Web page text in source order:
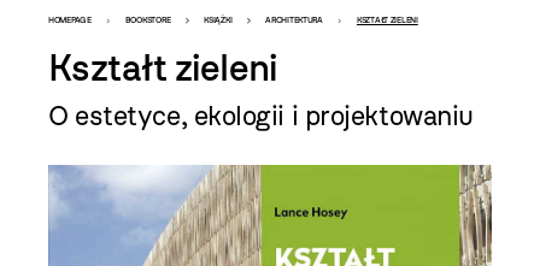
Bookstore
-
szablon
szczegóły
HOMEPAGE BOOKSTORE KSIĄŻKI ARCHITEKTURA KSZTAŁT ZIELENI
Kształt zieleni
O estetyce, ekologii i projektowaniu